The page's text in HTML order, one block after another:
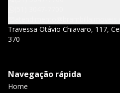
Travessa Otávio Chiavaro, 117,
370
Navegação rápida
Home